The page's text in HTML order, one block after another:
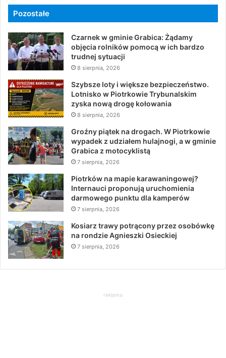
Pozostałe
Czarnek w gminie Grabica: Żądamy
objęcia rolników pomocą w ich bardzo
trudnej sytuacji
8 sierpnia, 2026
Szybsze loty i większe bezpieczeństwo.
Lotnisko w Piotrkowie Trybunalskim
zyska nową drogę kołowania
8 sierpnia, 2026
Groźny piątek na drogach. W Piotrkowie
wypadek z udziałem hulajnogi, a w gminie
Grabica z motocyklistą
7 sierpnia, 2026
Piotrków na mapie karawaningowej?
Internauci proponują uruchomienia
darmowego punktu dla kamperów
7 sierpnia, 2026
Kosiarz trawy potrącony przez osobówkę
na rondzie Agnieszki Osieckiej
7 sierpnia, 2026
reklama